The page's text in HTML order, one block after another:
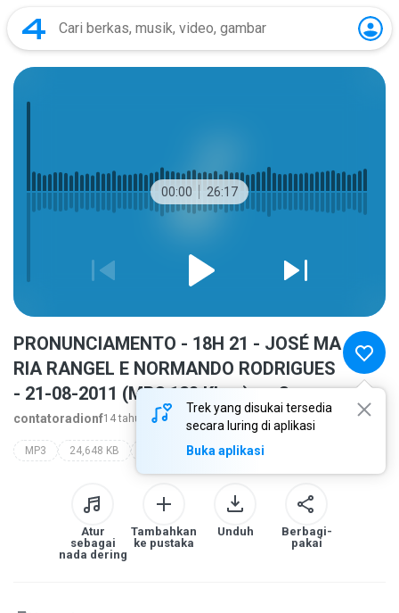
00:00 26:17
Trek yang disukai tersedia
secara luring di aplikasi
Buka aplikasi
PRONUNCIAMENTO - 18H 21 - JOSÉ MA
RIA RANGEL E NORMANDO RODRIGUES
- 21-08-2011 (MP3 128 Kbps).mp3
contatoradionf14 tahun yang lalu lebih banyak...
MP3 24,648 KB
Atur
sebagai
nada dering
Tambahkan
ke pustaka
Unduh
Berbagi-
pakai